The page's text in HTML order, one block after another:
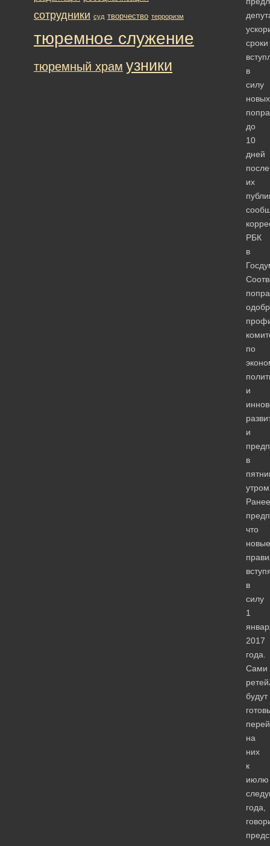
сроки
в
силу
новых
до
10
дней
после
их
РБК
в
по
и
и
в
Ранее
что
новые
в
силу
1
2017
года.
Сами
будут
на
них
к
июлю
года,
сотрудники суд творчество терроризм
тюремное служение
тюремный храм узники